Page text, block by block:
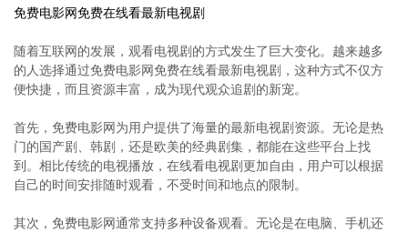
免费电影网免费在线看最新电视剧
随着互联网的发展，观看电视剧的方式发生了巨大变化。越来越多
的人选择通过免费电影网免费在线看最新电视剧，这种方式不仅方
便快捷，而且资源丰富，成为现代观众追剧的新宠。
首先，免费电影网为用户提供了海量的最新电视剧资源。无论是热
门的国产剧、韩剧，还是欧美的经典剧集，都能在这些平台上找
到。相比传统的电视播放，在线看电视剧更加自由，用户可以根据
自己的时间安排随时观看，不受时间和地点的限制。
其次，免费电影网通常支持多种设备观看。无论是在电脑、手机还